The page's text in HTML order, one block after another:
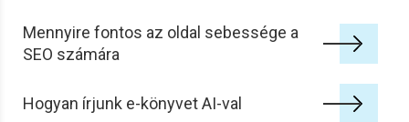
Mennyire fontos az oldal sebessége a
SEO számára
Hogyan írjunk e-könyvet AI-val